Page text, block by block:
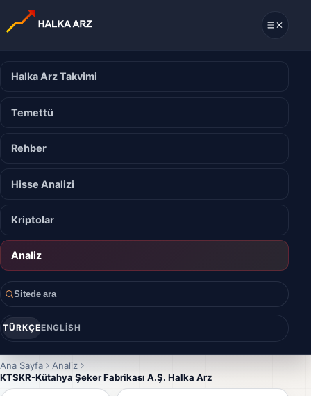
Halka Arz Takvimi
Temettü
Rehber
Hisse Analizi
Kriptolar
Analiz
Sitede ara
TÜRKÇEENGLISH
Ana Sayfa
Analiz
KTSKR-Kütahya Şeker Fabrikası A.Ş. Halka Arz